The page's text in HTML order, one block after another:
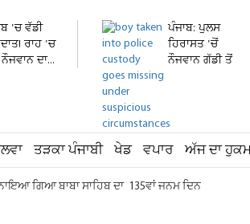
'ਚ ਵੱਡੀ
ਰਾਹ 'ਚ
ਦਾ...
ਪੰਜਾਬ: ਪੁਲਸ
ਹਿਰਾਸਤ 'ਚੋਂ
ਨੌਜਵਾਨ ਗੱਡੀ ਤੋਂ
ਤੜਕਾ ਪੰਜਾਬੀ ਖੇਡ ਵਪਾਰ ਅੱਜ ਦਾ
ਗਿਆ ਬਾਬਾ ਸਾਹਿਬ ਦਾ 135ਵਾਂ ਜਨਮ ਦਿਨ